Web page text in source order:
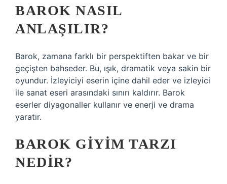
BAROK NASIL
ANLAŞILIR?
Barok, zamana farklı bir perspektiften bakar ve bir
geçişten bahseder. Bu, ışık, dramatik veya sakin bir
oyundur. İzleyiciyi eserin içine dahil eder ve izleyici
ile sanat eseri arasındaki sınırı kaldırır. Barok
eserler diyagonaller kullanır ve enerji ve drama
yaratır.
BAROK GIYIM TARZI
NEDIR?